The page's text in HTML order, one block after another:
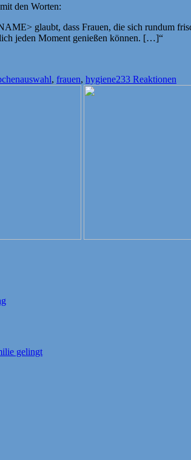
den Worten:
glaubt, dass Frauen, die sich rundum
jeden Moment genießen können. […]“
Schlagwörter
auswahl, frauen, hygiene233 Reaktionen